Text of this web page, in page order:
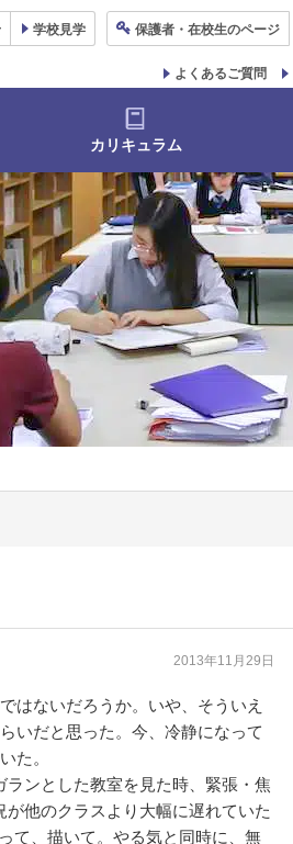
学校見学 保護者 ・在校生のページ
よくあるご質問
カリキュラム
2013年11月29日
はないだろうか。いや、そういえ
いだと思った。今、冷静になって
た。
ンとした教室を見た時、緊張・焦
他のクラスより大幅に遅れていた
て、描いて。やる気と同時に、無